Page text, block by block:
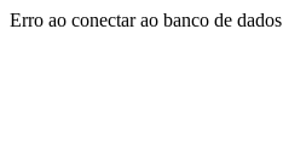
Erro ao conectar ao banco de dados